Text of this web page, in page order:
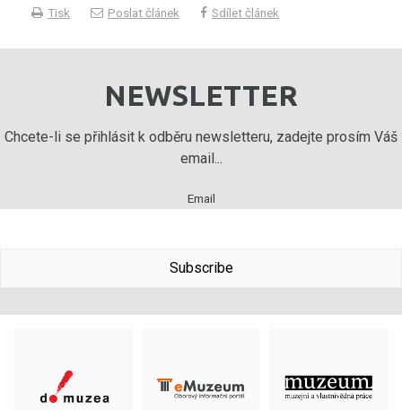
Tisk
Poslat článek Sdílet článek
NEWSLETTER
Chcete-li se přihlásit k odběru newsletteru, zadejte prosím Váš
email...
Email
Subscribe